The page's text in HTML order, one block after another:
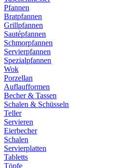
Pfannen
Bratpfannen
Grillpfannen
Sautépfannen
Schmorpfannen
Servierpfannen
Spezialpfannen
Wok
Porzellan
Auflaufformen
Becher & Tassen
Schalen & Schüsseln
Teller
Servieren
Eierbecher
Schalen
Servierplatten
Tabletts
Töpfe